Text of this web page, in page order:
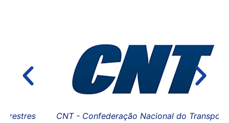
CNT - Confederação Nacional do Transporte